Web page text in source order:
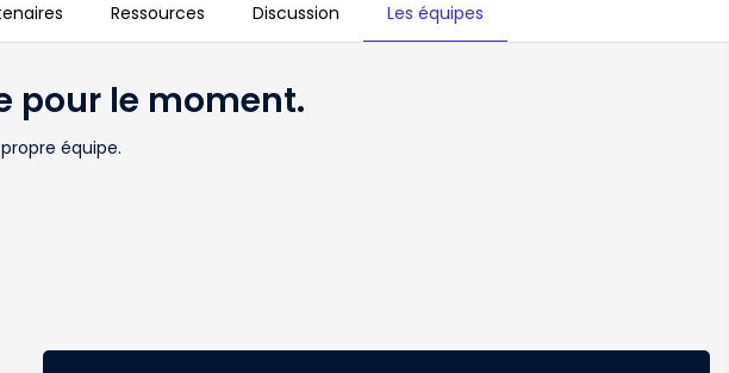
timer
Ressources Discussion Les équipes
pour le moment.
équipe.